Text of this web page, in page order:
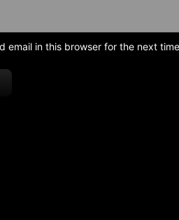
email in this browser for the next